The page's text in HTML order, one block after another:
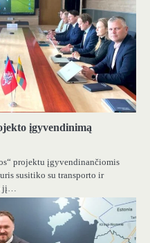
įgyvendinimą
projektu įgyvendinančiomis
susitiko su transporto ir
jį…